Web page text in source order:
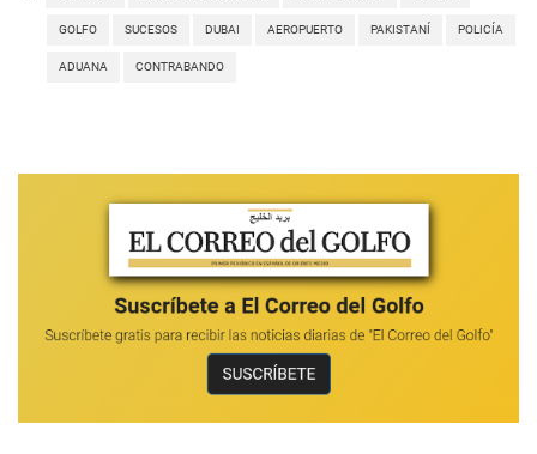
GOLFO SUCESOS DUBAI AEROPUERTO PAKISTANÍ POLICÍA
ADUANA CONTRABANDO